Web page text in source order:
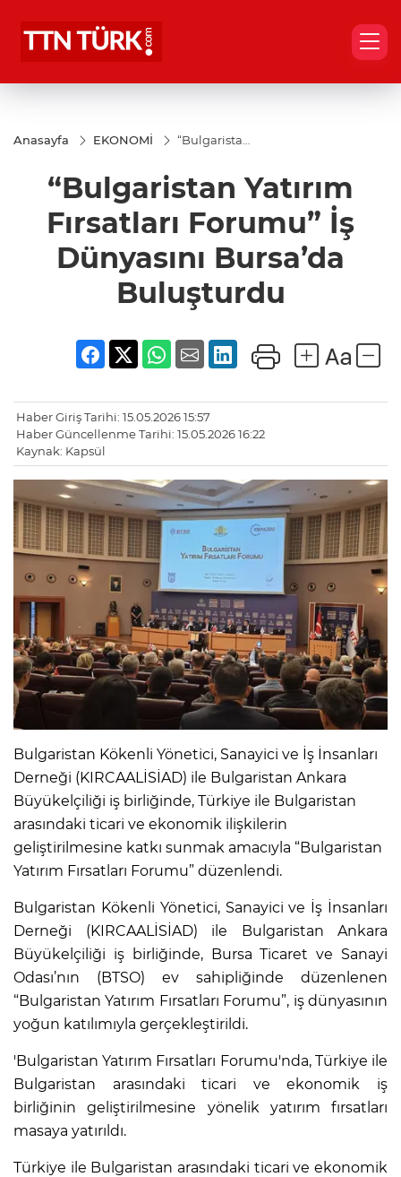
Anasayfa EKONOMİ
“Bulgaristan
Forumu” İş
Dünyasını
Bursa’da
Buluşturdu
“Bulgaristan Yatırım
Fırsatları Forumu” İş
Dünyasını Bursa’da
Buluşturdu
Haber Giriş Tarihi: 15.05.2026 15:57
Haber Güncellenme Tarihi: 15.05.2026 16:22
Kaynak: Kapsül
Bulgaristan Kökenli Yönetici, Sanayici ve İş İnsanları
Derneği (KIRCAALİSİAD) ile Bulgaristan Ankara
Büyükelçiliği iş birliğinde, Türkiye ile Bulgaristan
arasındaki ticari ve ekonomik ilişkilerin
geliştirilmesine katkı sunmak amacıyla “Bulgaristan
Yatırım Fırsatları Forumu” düzenlendi.
Bulgaristan Kökenli Yönetici, Sanayici ve İş İnsanları
Derneği (KIRCAALİSİAD) ile Bulgaristan Ankara
Büyükelçiliği iş birliğinde, Bursa Ticaret ve Sanayi
Odası’nın (BTSO) ev sahipliğinde düzenlenen
“Bulgaristan Yatırım Fırsatları Forumu”, iş dünyasının
yoğun katılımıyla gerçekleştirildi.
'Bulgaristan Yatırım Fırsatları Forumu'nda, Türkiye ile
Bulgaristan arasındaki ticari ve ekonomik iş
birliğinin geliştirilmesine yönelik yatırım fırsatları
masaya yatırıldı.
Türkiye ile Bulgaristan arasındaki ticari ve ekonomik